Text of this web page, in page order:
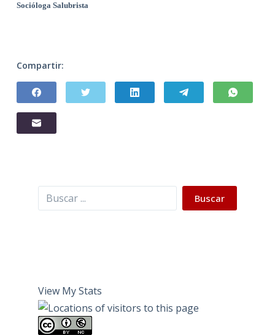
Socióloga Salubrista
Compartir:
Buscar Buscar
View My Stats